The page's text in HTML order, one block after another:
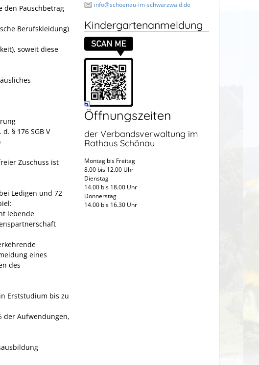
den Pauschbetrag
Berufskleidung)
soweit diese
§ 176 SGB V
Zuschuss ist
Ledigen und 72
lebende
eines
des
Erststudium bis zu
der Aufwendungen,
info@schoenau-im-schwarzwald.de
Kindergartenanmeldung
Öffnungszeiten
der Verbandsverwaltung im
Rathaus Schönau
Montag bis Freitag
8.00 bis 12.00 Uhr
Dienstag
14.00 bis 18.00 Uhr
Donnerstag
14.00 bis 16.30 Uhr